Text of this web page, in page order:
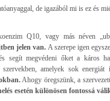
de igazából mi is ez és
Q10, vagy más néven
jelen van. A szerepe igen
segít megvédeni őket a káros
amelyek sok
Ahogy öregszünk, a
esetén különösen fontossá